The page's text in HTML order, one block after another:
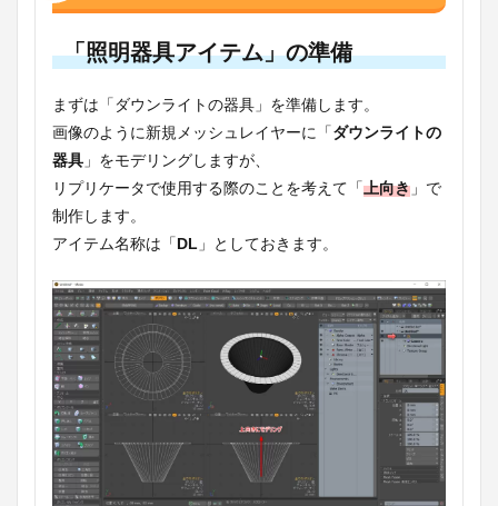
「照明器具アイテム」の準備
まずは「ダウンライトの器具」を準備します。
画像のように新規メッシュレイヤーに「ダウンライトの
器具 」をモデリングしますが、
リプリケータで使用する際のことを考えて「上向き 」で
制作します。
アイテム名称は「DL 」としておきます。